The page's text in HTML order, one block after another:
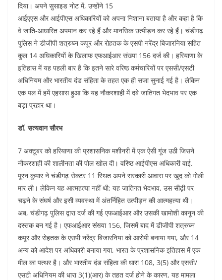
दिया। अपने सुसाइड नोट में, उन्होंने 15
आईएएस और आईपीएस अधिकारियों को अपना निशाना बताया है और कहा है कि
वे जाति-आधारित अपमान कर रहे हैं और मानसिक उत्पीड़न कर रहे हैं। चंडीगढ़
पुलिस ने डीजीपी शत्रुघ्न कपूर और रोहतक के एसपी नरेंद्र बिजारनिया सहित
कुल 14 अधिकारियों के खिलाफ एफआईआर संख्या 156 दर्ज की। हरियाणा के
इतिहास में यह पहली बार है कि इतने सारे वरिष्ठ कर्मचारियों पर एससी/एसटी
अधिनियम और भारतीय दंड संहिता के तहत एक ही सजा सुनाई गई है। लेकिन
एक पल में हमें एहसास हुआ कि यह नौकरशाही में दबे जातिगत भेदभाव पर एक
बड़ा प्रहार था।
डॉ. सत्यवान सौरभ
7 अक्टूबर को हरियाणा की प्रशासनिक मशीनरी में एक ऐसी गूंज उठी जिसने
नौकरशाही की शालीनता की पोल खोल दी। वरिष्ठ आईपीएस अधिकारी वाई.
पूरन कुमार ने चंडीगढ़ सेक्टर 11 स्थित अपने सरकारी आवास पर खुद को गोली
मार ली। लेकिन यह आत्महत्या नहीं थी; यह जातिगत भेदभाव, उस सीढ़ी पर
चढ़ने के संघर्ष और इसी व्यवस्था में अंतर्निहित उत्पीड़न की आत्महत्या थी।
अब, चंडीगढ़ पुलिस द्वारा दर्ज की गई एफआईआर और उसकी खामोशी कानून की
दस्तक बन गई है। एफआईआर संख्या 156, जिसमें बाद में डीजीपी शत्रुघ्न
कपूर और रोहतक के एसपी नरेंद्र बिजारनिया को आरोपी बनाया गया, और 14
अन्य को आदेश पर अधिकारी बनाया गया, भारत के प्रशासनिक इतिहास में एक
मील का पत्थर है। और भारतीय दंड संहिता की धारा 108, 3(5) और एससी/
एसटी अधिनियम की धारा 3(1)(आर) के तहत दर्ज होने के कारण, यह मामला